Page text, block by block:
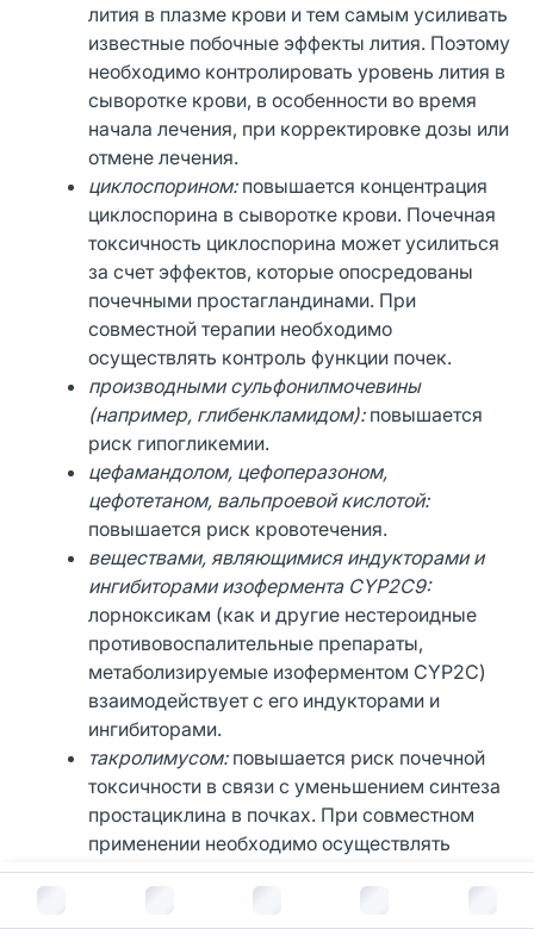
В корзину за руб.
лития в плазме крови и тем самым усиливать
известные побочные эффекты лития. Поэтому
необходимо контролировать уровень лития в
сыворотке крови, в особенности во время
начала лечения, при корректировке дозы или
отмене лечения.
циклоспорином:повышается концентрация
циклоспорина в сыворотке крови. Почечная
токсичность циклоспорина может усилиться
за счет эффектов, которые опосредованы
почечными простагландинами. При
совместной терапии необходимо
осуществлять контроль функции почек.
производными сульфонилмочевины
(например, глибенкламидом):повышается
риск гипогликемии.
цефамандолом, цефоперазоном,
цефотетаном, вальпроевой кислотой:
повышается риск кровотечения.
веществами, являющимися индукторами и
ингибиторами изофермента CYP2C9:
лорноксикам (как и другие нестероидные
противовоспалительные препараты,
метаболизируемые изоферментом CYP2C)
взаимодействует с его индукторами и
ингибиторами.
такролимусом:повышается риск почечной
токсичности в связи с уменьшением синтеза
простациклина в почках. При совместном
применении необходимо осуществлять
контроль функции почек.